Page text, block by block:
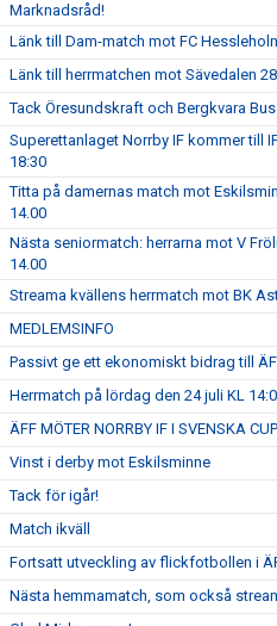
Marknadsråd!
Länk till Dam-match mot FC
Länk till herrmatchen mot Sävedalen
Tack Öresundskraft och Bergkvara
Superettanlaget Norrby IF kommer till
18:30
Titta på damernas match mot
14.00
Nästa seniormatch: herrarna mot V
14.00
Streama kvällens herrmatch mot BK
MEDLEMSINFO
Passivt ge ett ekonomiskt bidrag till
Herrmatch på lördag den 24 juli KL
ÄFF MÖTER NORRBY IF I SVENSKA
Vinst i derby mot Eskilsminne
Tack för igår!
Match ikväll
Fortsatt utveckling av flickfotbollen i
Nästa hemmamatch, som också